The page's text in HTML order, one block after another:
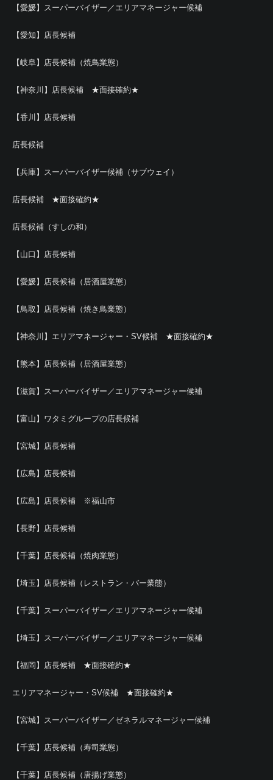
【愛媛】スーパーバイザー／エリアマネージャー候補
【愛知】店長候補
【岐阜】店長候補（焼鳥業態）
【神奈川】店長候補 ★面接確約★
【香川】店長候補
店長候補
【兵庫】スーパーバイザー候補（サブウェイ）
店長候補 ★面接確約★
店長候補（すしの和）
【山口】店長候補
【愛媛】店長候補（居酒屋業態）
【鳥取】店長候補（焼き鳥業態）
【神奈川】エリアマネージャー・SV候補 ★面接確約★
【熊本】店長候補（居酒屋業態）
【滋賀】スーパーバイザー／エリアマネージャー候補
【富山】ワタミグループの店長候補
【宮城】店長候補
【広島】店長候補
【広島】店長候補 ※福山市
【長野】店長候補
【千葉】店長候補（焼肉業態）
【埼玉】店長候補（レストラン・バー業態）
【千葉】スーパーバイザー／エリアマネージャー候補
【埼玉】スーパーバイザー／エリアマネージャー候補
【福岡】店長候補 ★面接確約★
エリアマネージャー・SV候補 ★面接確約★
【宮城】スーパーバイザー／ゼネラルマネージャー候補
【千葉】店長候補（寿司業態）
【千葉】店長候補（唐揚げ業態）